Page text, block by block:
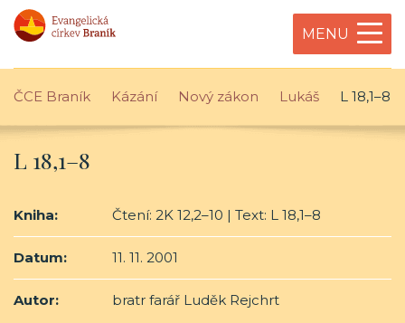
MENU
ČCE Braník Kázání Nový zákon Lukáš L 18,1–8
L 18,1–8
Kniha: Čtení: 2K 12,2–10 | Text: L 18,1–8
Datum: 11. 11. 2001
Autor: bratr farář Luděk Rejchrt